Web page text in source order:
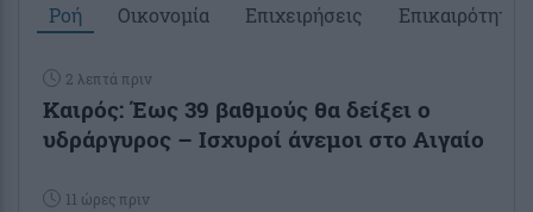
Ροή Οικονομία Επιχειρήσεις Επικαιρότητα
2 λεπτά πριν
Καιρός: Έως 39 βαθμούς θα δείξει ο
υδράργυρος – Ισχυροί άνεμοι στο Αιγαίο
11 ώρες πριν